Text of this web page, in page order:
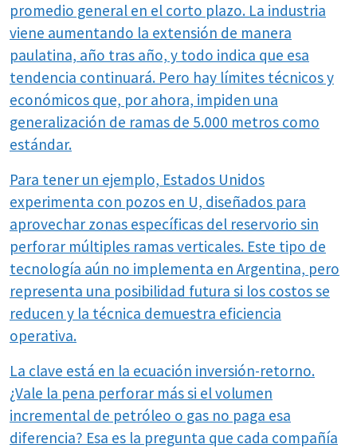
promedio general en el corto plazo. La industria
viene aumentando la extensión de manera
paulatina, año tras año, y todo indica que esa
tendencia continuará. Pero hay límites técnicos y
económicos que, por ahora, impiden una
generalización de ramas de 5.000 metros como
estándar.
Para tener un ejemplo, Estados Unidos
experimenta con pozos en U, diseñados para
aprovechar zonas específicas del reservorio sin
perforar múltiples ramas verticales. Este tipo de
tecnología aún no implementa en Argentina, pero
representa una posibilidad futura si los costos se
reducen y la técnica demuestra eficiencia
operativa.
La clave está en la ecuación inversión-retorno.
¿Vale la pena perforar más si el volumen
incremental de petróleo o gas no paga esa
diferencia? Esa es la pregunta que cada compañía